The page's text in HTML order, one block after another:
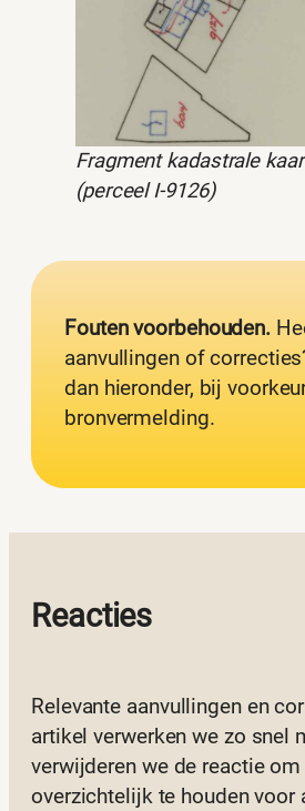
Fragment kadastrale
(perceel I-9126)
Fouten voorbehouden.
aanvullingen of
dan hieronder, bij
bronvermelding.
Reacties
Relevante aanvullingen en
artikel verwerken we zo snel
verwijderen we de reactie
overzichtelijk te houden voor